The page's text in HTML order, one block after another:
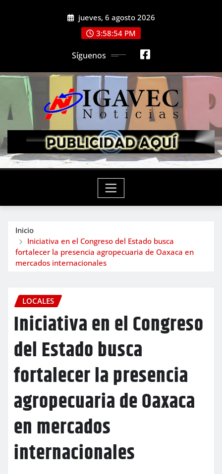
jueves, 6 agosto 2026
3:58:56 PM
Síguenos
Inicio
Iniciativa en el Congreso del Estado busca
fortalecer la presencia agropecuaria de Oaxaca en
mercados internacionales
LOCALES
Iniciativa en el Congreso
del Estado busca
fortalecer la presencia
agropecuaria de Oaxaca
en mercados
internacionales